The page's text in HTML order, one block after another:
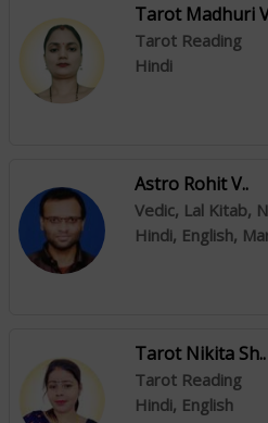
Tarot Madhuri
Tarot Reading
Hindi
Astro Rohit V..
Vedic, Lal Kitab,
Hindi, English,
Tarot Nikita Sh..
Tarot Reading
Hindi, English